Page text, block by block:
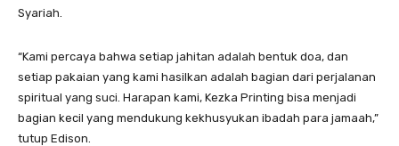
Syariah.
“Kami percaya bahwa setiap jahitan adalah bentuk doa, dan
setiap pakaian yang kami hasilkan adalah bagian dari perjalanan
spiritual yang suci. Harapan kami, Kezka Printing bisa menjadi
bagian kecil yang mendukung kekhusyukan ibadah para jamaah,”
tutup Edison.